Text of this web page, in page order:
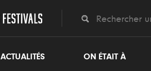
ACTUALITÉS ON ÉTAIT À